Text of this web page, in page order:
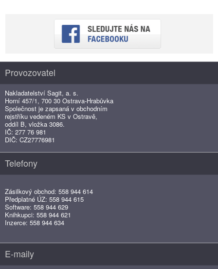
Provozovatel
Nakladatelství Sagit, a. s.
Horní 457/1, 700 30 Ostrava-Hrabůvka
Společnost je zapsaná v obchodním
rejstříku vedeném KS v Ostravě,
oddíl B, vložka 3086.
IČ: 277 76 981
DIČ: CZ27776981
Telefony
Zásilkový obchod: 558 944 614
Předplatné ÚZ: 558 944 615
Software: 558 944 629
Knihkupci: 558 944 621
Inzerce: 558 944 634
E-maily